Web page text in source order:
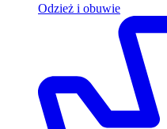
Odzież i obuwie